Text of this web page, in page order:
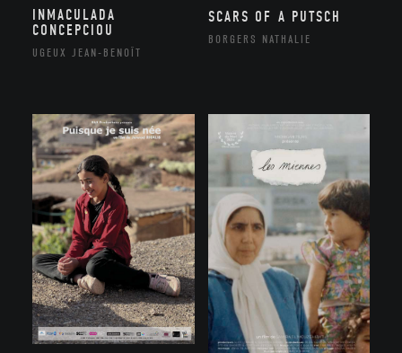
INMACULADA
CONCEPCIOU
UGEUX JEAN-BENOÎT
SCARS OF A PUTSCH
BORGERS NATHALIE